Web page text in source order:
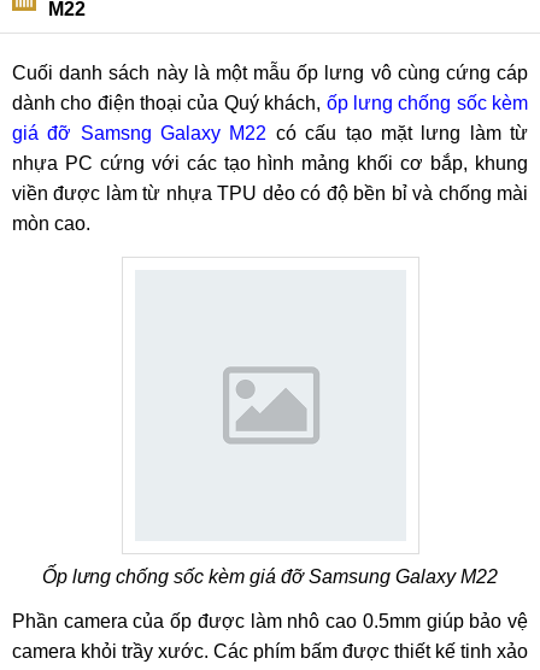
M22
Cuối danh sách này là một mẫu ốp lưng vô cùng cứng cáp
dành cho điện thoại của Quý khách, ốp lưng chống sốc kèm
giá đỡ Samsng Galaxy M22 có cấu tạo mặt lưng làm từ
nhựa PC cứng với các tạo hình mảng khối cơ bắp, khung
viền được làm từ nhựa TPU dẻo có độ bền bỉ và chống mài
mòn cao.
Ốp lưng chống sốc kèm giá đỡ Samsung Galaxy M22
Phần camera của ốp được làm nhô cao 0.5mm giúp bảo vệ
camera khỏi trầy xước. Các phím bấm được thiết kế tinh xảo